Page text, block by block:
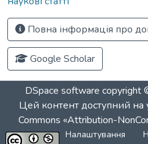
Повна інформація про
Google Scholar
DSpace software
Цей контент доступний на
Commons «Attribution-
Налаштування